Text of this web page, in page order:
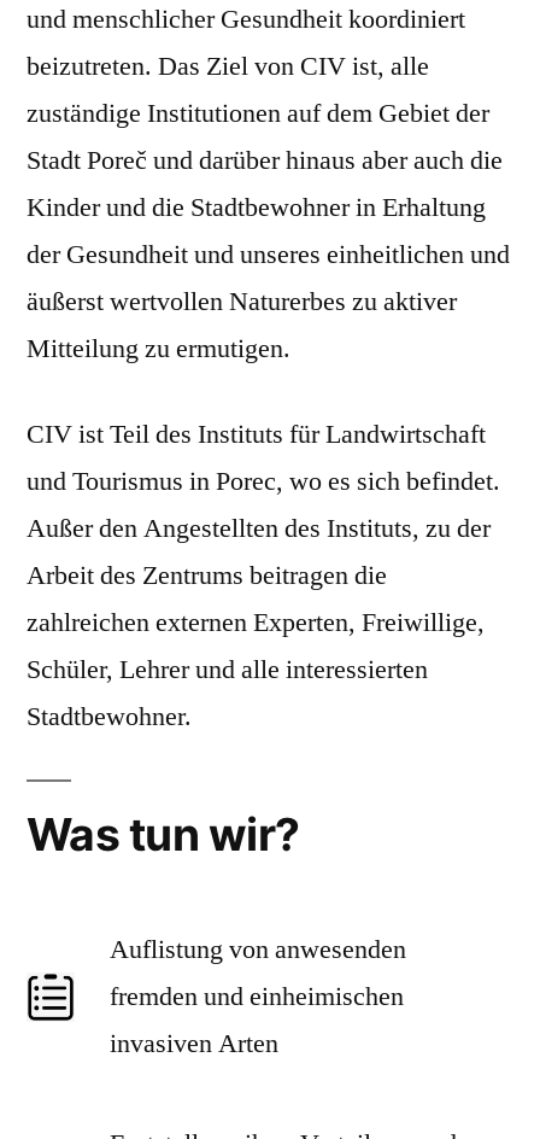
und menschlicher Gesundheit koordiniert
beizutreten. Das Ziel von CIV ist, alle
zuständige Institutionen auf dem Gebiet der
Stadt Poreč und darüber hinaus aber auch die
Kinder und die Stadtbewohner in Erhaltung
der Gesundheit und unseres einheitlichen und
äußerst wertvollen Naturerbes zu aktiver
Mitteilung zu ermutigen.
CIV ist Teil des Instituts für Landwirtschaft
und Tourismus in Porec, wo es sich befindet.
Außer den Angestellten des Instituts, zu der
Arbeit des Zentrums beitragen die
zahlreichen externen Experten, Freiwillige,
Schüler, Lehrer und alle interessierten
Stadtbewohner.
Was tun wir?
Auflistung von anwesenden
fremden und einheimischen
invasiven Arten